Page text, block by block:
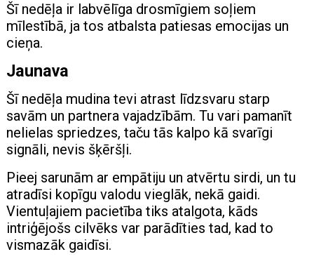
Šī nedēļa ir labvēlīga drosmīgiem soļiem
mīlestībā, ja tos atbalsta patiesas emocijas un
cieņa.
Jaunava
Šī nedēļa mudina tevi atrast līdzsvaru starp
savām un partnera vajadzībām. Tu vari pamanīt
nelielas spriedzes, taču tās kalpo kā svarīgi
signāli, nevis šķēršļi.
Pieej sarunām ar empātiju un atvērtu sirdi, un tu
atradīsi kopīgu valodu vieglāk, nekā gaidi.
Vientuļajiem pacietība tiks atalgota, kāds
intriģējošs cilvēks var parādīties tad, kad to
vismazāk gaidīsi.